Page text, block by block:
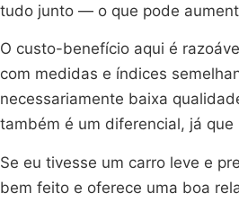
tudo junto — o que pode
O custo-benefício aqui é
com medidas e índices
necessariamente baixa
também é um diferencial, já
Se eu tivesse um carro leve e
bem feito e oferece uma boa